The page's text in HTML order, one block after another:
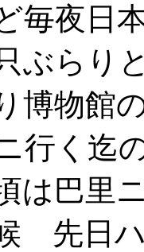
毎夜日
ぶらり
博物館
行く迄
は巴里
先日